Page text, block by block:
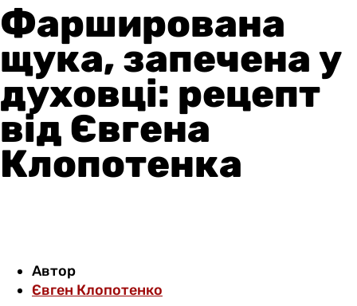
Фарширована
щука, запечена у
духовці: рецепт
від Євгена
Клопотенка
Автор
Євген Клопотенко